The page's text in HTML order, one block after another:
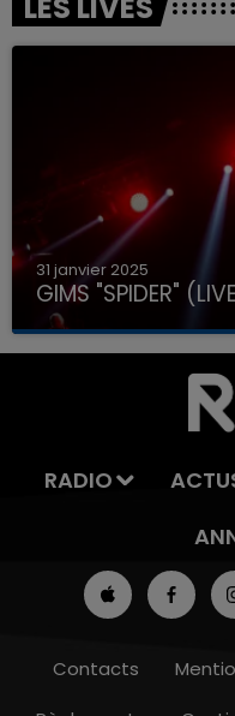
31 janvier 2025
GIMS "SPIDER"
RADIO
Contacts